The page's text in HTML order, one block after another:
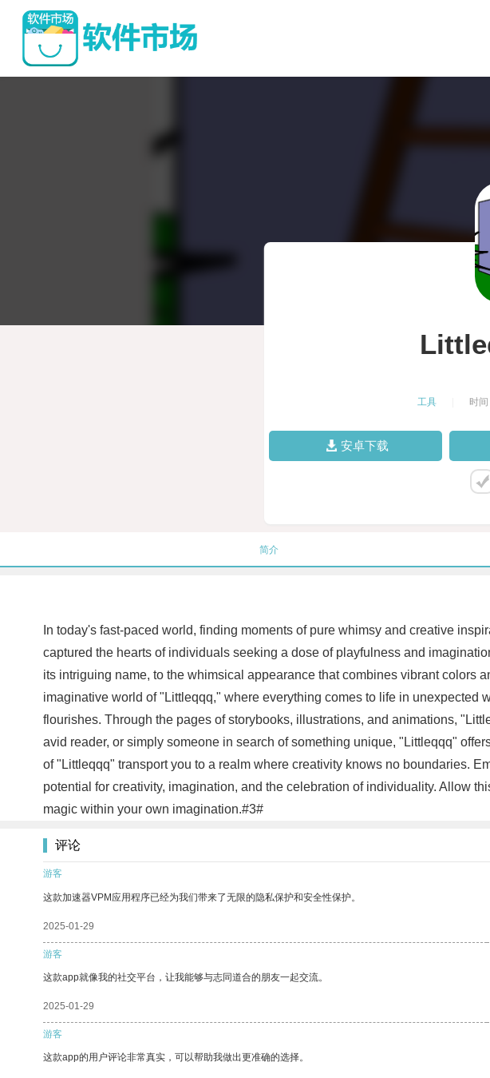
工具 时
安卓下载
简介
In today's fast-paced world, finding moments of pure whimsy and creative
captured the hearts of individuals seeking a dose of playfulness and
its intriguing name, to the whimsical appearance that combines vibrant colors
imaginative world of "Littleqqq," where everything comes to life in
flourishes. Through the pages of storybooks, illustrations, and animations,
avid reader, or simply someone in search of something unique, "Littleqqq"
of "Littleqqq" transport you to a realm where creativity knows no boundaries.
potential for creativity, imagination, and the celebration of individuality. Allow
magic within your own imagination.#3#
评论
游客
这款加速器VPM应用程序已经为我们带来了无限的隐私保护和安全性保护。
2025-01-29
游客
这款app就像我的社交平台，让我能够与志同道合的朋友一起交流。
2025-01-29
游客
这款app的用户评论非常真实，可以帮助我做出更准确的选择。